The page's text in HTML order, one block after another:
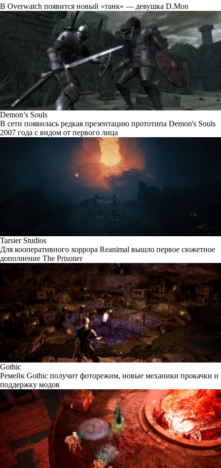
В Overwatch появится новый «танк» — девушка D.Mon
Demon’s Souls
В сети появилась редкая презентацию прототипа Demon's Souls
2007 года с видом от первого лица
Tarsier Studios
Для кооперативного хоррора Reanimal вышло первое сюжетное
дополнение The Prisoner
Gothic
Ремейк Gothic получит фоторежим, новые механики прокачки и
поддержку модов